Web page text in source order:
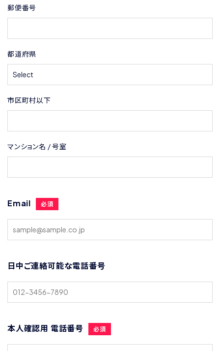
郵便番号
都道府県
市区町村以下
マンション名 / 号室
Email 必須
日中ご連絡可能な電話番号
本人確認用 電話番号 必須